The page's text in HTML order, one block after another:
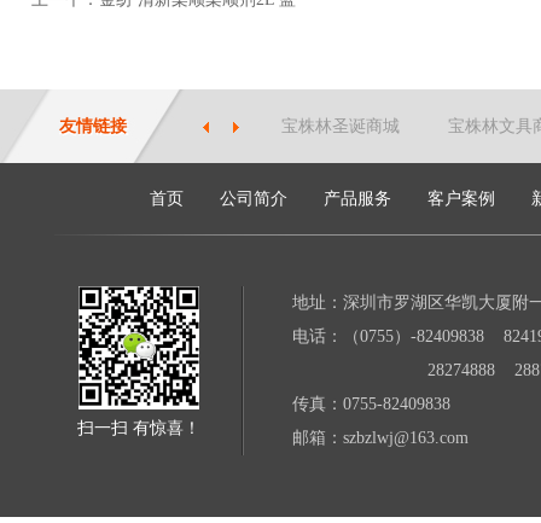
友情链接 宝株林圣诞商城 宝株林文具
首页 公司简介 产品服务 客户案例
扫一扫 有惊喜！
地址：深圳市罗湖区华凯大厦附
电话：（0755）-82409838
28274888
传真：0755-82409838
邮箱：szbzlwj@163.com